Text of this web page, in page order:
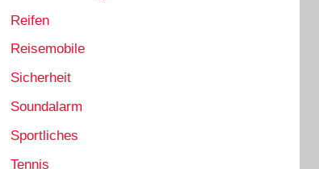
Reifen
Reisemobile
Sicherheit
Soundalarm
Sportliches
Tennis